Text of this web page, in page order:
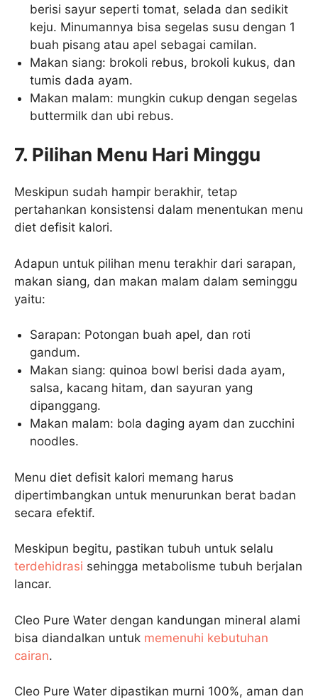
berisi sayur seperti tomat, selada dan sedikit
keju. Minumannya bisa segelas susu dengan 1
buah pisang atau apel sebagai camilan.
Makan siang: brokoli rebus, brokoli kukus, dan
tumis dada ayam.
Makan malam: mungkin cukup dengan segelas
buttermilk dan ubi rebus.
7. Pilihan Menu Hari Minggu
Meskipun sudah hampir berakhir, tetap
pertahankan konsistensi dalam menentukan menu
diet defisit kalori.
Adapun untuk pilihan menu terakhir dari sarapan,
makan siang, dan makan malam dalam seminggu
yaitu:
Sarapan: Potongan buah apel, dan roti
gandum.
Makan siang: quinoa bowl berisi dada ayam,
salsa, kacang hitam, dan sayuran yang
dipanggang.
Makan malam: bola daging ayam dan zucchini
noodles.
Menu diet defisit kalori memang harus
dipertimbangkan untuk menurunkan berat badan
secara efektif.
Meskipun begitu, pastikan tubuh untuk selalu
terdehidrasi sehingga metabolisme tubuh berjalan
lancar.
Cleo Pure Water dengan kandungan mineral alami
bisa diandalkan untuk memenuhi kebutuhan
cairan.
Cleo Pure Water dipastikan murni 100%, aman dan